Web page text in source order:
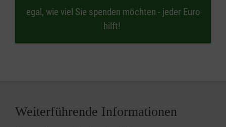
egal, wie viel Sie spenden möchten - jeder Euro
hilft!
Weiterführende Informationen